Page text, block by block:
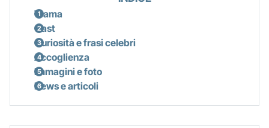
Trama
Cast
Curiosità e frasi celebri
Accoglienza
Immagini e foto
News e articoli